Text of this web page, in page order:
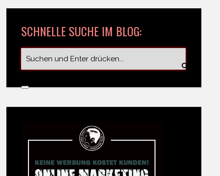
SCHNELLE SUCHE IM BLOG: